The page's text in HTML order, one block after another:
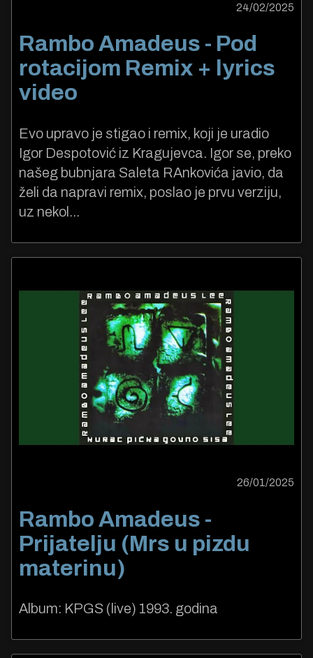
24/02/2025
Rambo Amadeus - Pod
rotacijom Remix + lyrics
video
Evo upravo je stigao i remix, koji je uradio
Igor Despotović iz Kragujevca. Igor se, preko
našeg bubnjara Saleta RAnkovića javio, da
želi da napravi remix, poslao je prvu verziju,
uz nekol...
26/01/2025
Rambo Amadeus -
Prijatelju (Mrs u pizdu
materinu)
Album: KPGS (live) 1993. godina